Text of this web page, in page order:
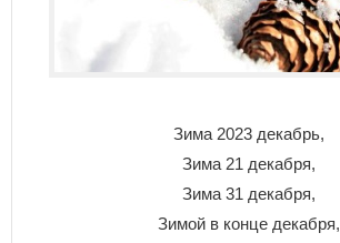
Зима 2023 декабрь,
Зима 21 декабря,
Зима 31 декабря,
Зимой в конце декабря,